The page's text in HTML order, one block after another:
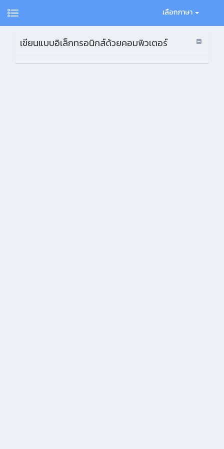
เลือกภาษา
เขียนแบบอิเล็กทรอนิกส์ด้วยคอมพิวเตอร์